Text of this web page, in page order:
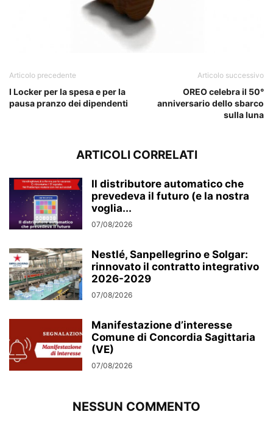
Articolo precedente
I Locker per la spesa e per la
pausa pranzo dei dipendenti
Articolo successivo
OREO celebra il 50°
anniversario dello sbarco
sulla luna
ARTICOLI CORRELATI
Il distributore automatico che
prevedeva il futuro (e la nostra
voglia...
07/08/2026
Nestlé, Sanpellegrino e Solgar:
rinnovato il contratto integrativo
2026-2029
07/08/2026
Manifestazione d’interesse
Comune di Concordia Sagittaria
(VE)
07/08/2026
NESSUN COMMENTO